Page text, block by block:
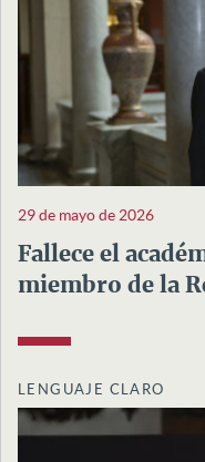
29 de mayo de 2026
Fallece el
miembro de la
LENGUAJE CLARO